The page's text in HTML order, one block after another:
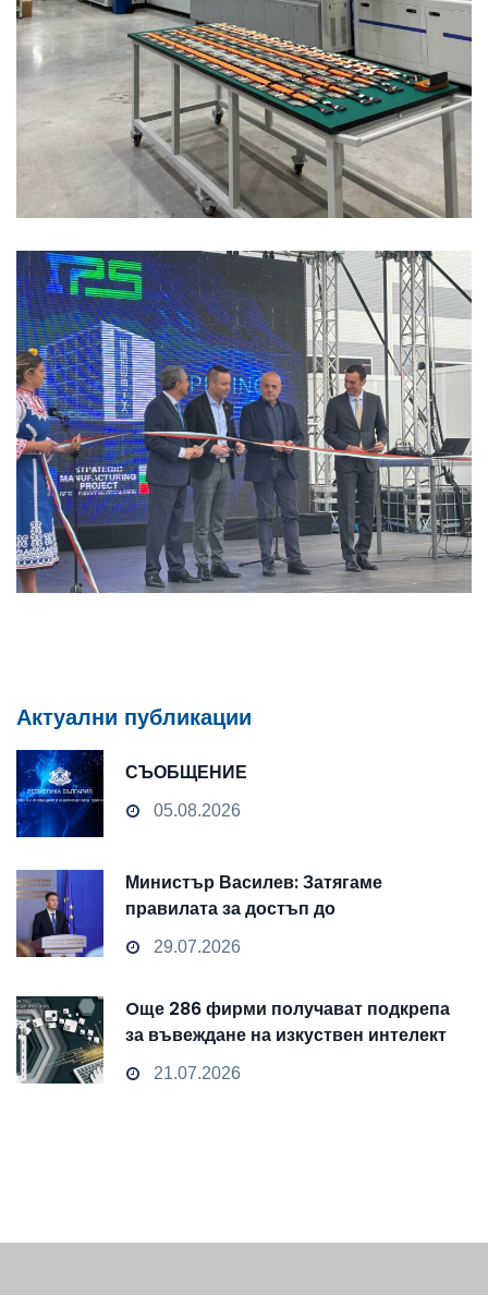
Актуални публикации
СЪОБЩЕНИЕ
05.08.2026
Министър Василев: Затягаме
правилата за достъп до
чувствителни данни
29.07.2026
Oще 286 фирми получават подкрепа
за въвеждане на изкуствен интелект
и облачни технологии
21.07.2026